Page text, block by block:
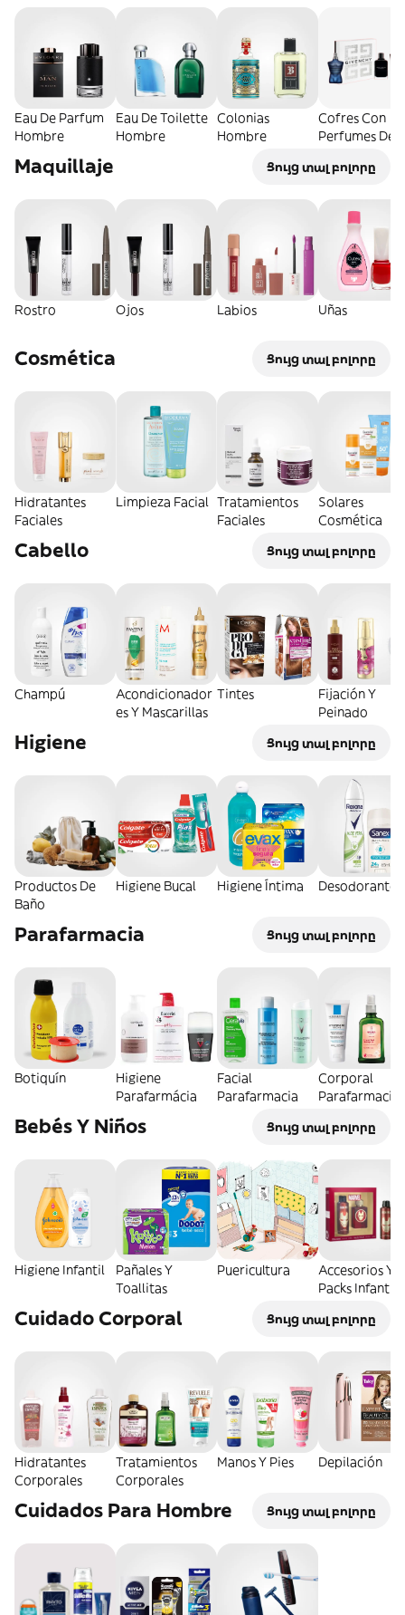
Eau De Parfum
Hombre
Eau De Toilette
Hombre
Colonias
Hombre
Cofres Con
Perfumes De
Maquillaje Ցույց տալ բոլորը
Rostro Ojos Labios Uñas
Cosmética Ցույց տալ բոլորը
Hidratantes
Faciales
Limpieza Facial Tratamientos
Faciales
Solares
Cosmética
Cabello Ցույց տալ բոլորը
Champú
Acondicionador
es Y Mascarillas
Tintes
Fijación Y
Peinado
Higiene Ցույց տալ բոլորը
Productos De
Baño
Higiene Bucal Higiene Íntima Desodorantes
Parafarmacia Ցույց տալ բոլորը
Botiquín
Higiene
Parafarmácia
Facial
Parafarmacia
Corporal
Parafarmacia
Bebés Y Niños Ցույց տալ բոլորը
Higiene Infantil
Pañales Y
Toallitas
Puericultura
Accesorios Y
Packs
Cuidado Corporal Ցույց տալ բոլորը
Hidratantes
Corporales
Tratamientos
Corporales
Manos Y Pies Depilación
Cuidados Para Hombre Ցույց տալ բոլորը